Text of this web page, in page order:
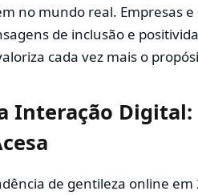
no mundo real. Empresas
de inclusão e
cada vez mais o
Interação
de gentileza online